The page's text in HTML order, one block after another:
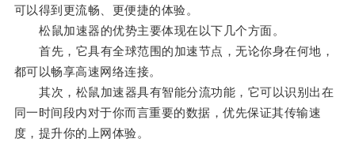
可以得到更流畅、更便捷的体验。
松鼠加速器的优势主要体现在以下几个方面。
首先，它具有全球范围的加速节点，无论你身在何地，
都可以畅享高速网络连接。
其次，松鼠加速器具有智能分流功能，它可以识别出在
同一时间段内对于你而言重要的数据，优先保证其传输速
度，提升你的上网体验。